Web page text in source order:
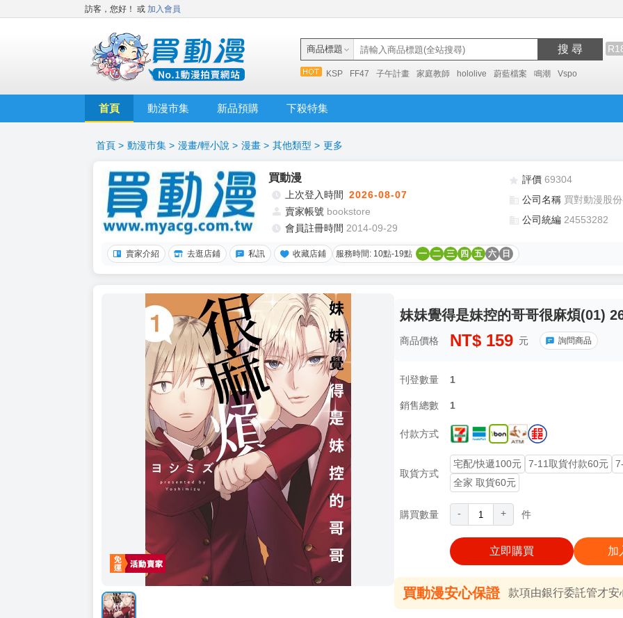
訪客，您好！ 或 加入會員
商品標題 搜 尋
KSP FF47 子午計畫 家庭教師 hololive 蔚藍檔案 鳴潮 Vspo
首頁 動漫市集 新品預購 下殺特集
首頁 > 動漫市集 > 漫畫/輕小說 > 漫畫 > 其他類型 > 更多
買動漫
上次登入時間 2026-08-07
賣家帳號 bookstore
會員註冊時間 2014-09-29
評價 69304
公司名稱 買對動漫股
公司統編 24553282
賣家介紹 去逛店鋪 私訊 收藏店鋪 服務時間: 10點-19點 一 二 三 四 五 六 日
妹妹覺得是妹控的哥哥很麻煩(01)
商品價格 NT$ 159 元 詢問商品
刊登數量 1
銷售總數 1
付款方式
取貨方式
宅配/快遞100元 7-11取貨付款60元
全家 取貨60元
購買數量 - + 件
立即購買 加
買動漫安心保證 款項由銀行委託管才安